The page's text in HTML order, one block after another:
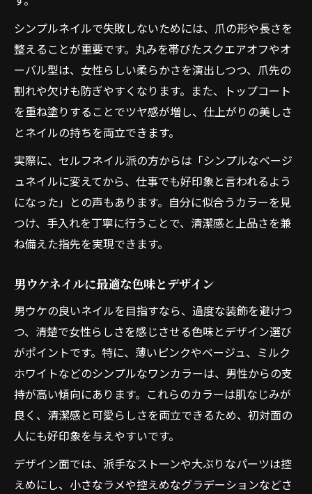
シンプルネイルで失敗しないためには、爪の形や長さを
整えることが重要です。丸みを帯びたスクエアオフやオ
ーバル型は、女性らしい柔らかさを演出しつつ、爪先の
割れや欠けも防ぎやすくなります。また、トップコート
を重ね塗りすることでツヤ感が増し、仕上がりの美しさ
とネイルの持ちを両立できます。
実際に、セルフネイル派の方からは「シンプルなベージ
ュネイルに変えてから、仕事でも好印象と言われるよう
になった」との声もあります。自分に似合うカラーを見
つけ、手入れを丁寧に行うことで、清潔感と上品さを兼
ね備えた指先を実現できます。
男ウケネイルに最適な色味とデザイン
男ウケの良いネイルを目指すなら、過度な装飾を避けつ
つ、清楚で女性らしさを感じさせる色味とデザイン選び
がポイントです。特に、薄いピンクやベージュ、ミルク
ホワイトなどのシンプルなワンカラーは、男性からの支
持が高い傾向にあります。これらのカラーは肌なじみが
良く、清潔感と可愛らしさを両立できるため、初対面の
人にも好印象を与えやすいです。
デザイン面では、派手なストーンや大ぶりなパーツは控
えめにし、小さなラメや控えめなグラデーションなどさ